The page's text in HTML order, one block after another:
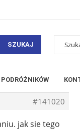
SZUKAJ
#141020
jak sie tego